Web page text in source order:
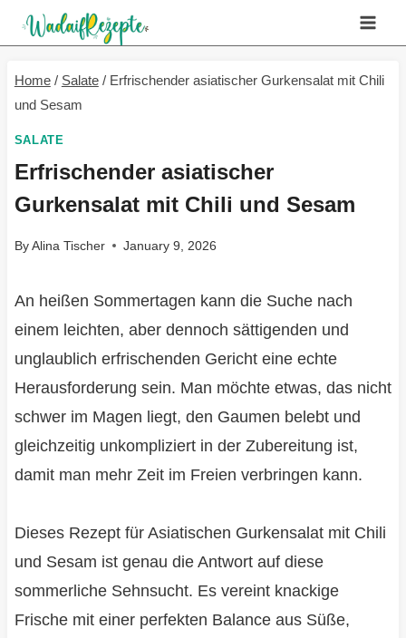
Skip
to
content
Home / Salate / Erfrischender asiatischer Gurkensalat mit Chili
und Sesam
SALATE
Erfrischender asiatischer
Gurkensalat mit Chili und Sesam
ByAlina Tischer January 9, 2026
An heißen Sommertagen kann die Suche nach
einem leichten, aber dennoch sättigenden und
unglaublich erfrischenden Gericht eine echte
Herausforderung sein. Man möchte etwas, das nicht
schwer im Magen liegt, den Gaumen belebt und
gleichzeitig unkompliziert in der Zubereitung ist,
damit man mehr Zeit im Freien verbringen kann.
Dieses Rezept für Asiatischen Gurkensalat mit Chili
und Sesam ist genau die Antwort auf diese
sommerliche Sehnsucht. Es vereint knackige
Frische mit einer perfekten Balance aus Süße,